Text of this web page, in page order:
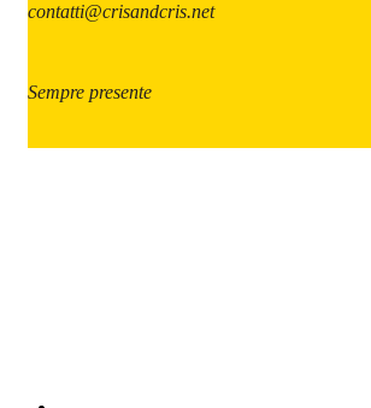
contatti@crisandcris.net
Sempre presente